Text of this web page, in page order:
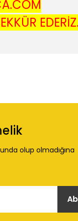
EDERİZ.
olup olmadığına